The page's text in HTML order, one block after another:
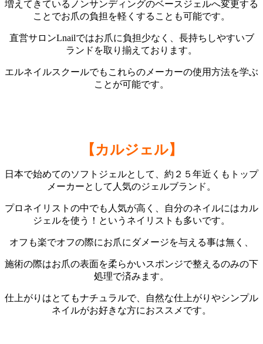
増えてきているノンサンディングのベースジェルへ変更する
ことでお爪の負担を軽くすることも可能です。
直営サロンLnailではお爪に負担少なく、長持ちしやすいブ
ランドを取り揃えております。
エルネイルスクールでもこれらのメーカーの使用方法を学ぶ
ことが可能です。
【カルジェル】
日本で始めてのソフトジェルとして、約２５年近くもトップ
メーカーとして人気のジェルブランド。
プロネイリストの中でも人気が高く、自分のネイルにはカル
ジェルを使う！というネイリストも多いです。
オフも楽でオフの際にお爪にダメージを与える事は無く、
施術の際はお爪の表面を柔らかいスポンジで整えるのみの下
処理で済みます。
仕上がりはとてもナチュラルで、自然な仕上がりやシンプル
ネイルがお好きな方におススメです。